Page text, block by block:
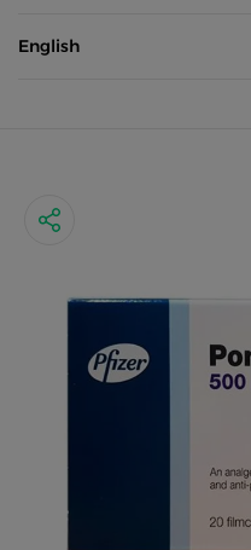
English